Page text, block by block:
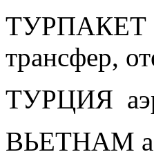
ТУРПАКЕТ
трансфер,
ТУРЦИЯ
ВЬЕТНАМ